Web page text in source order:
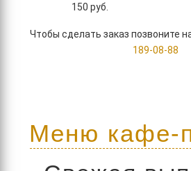
150 руб.
Чтобы сделать заказ позвоните
189-08-88
Меню кафе-